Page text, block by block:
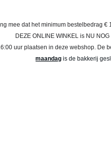
mee dat het minimum bestelbedrag
DEZE ONLINE WINKEL is NU
uur plaatsen in deze webshop. De
maandag is de bakkerij